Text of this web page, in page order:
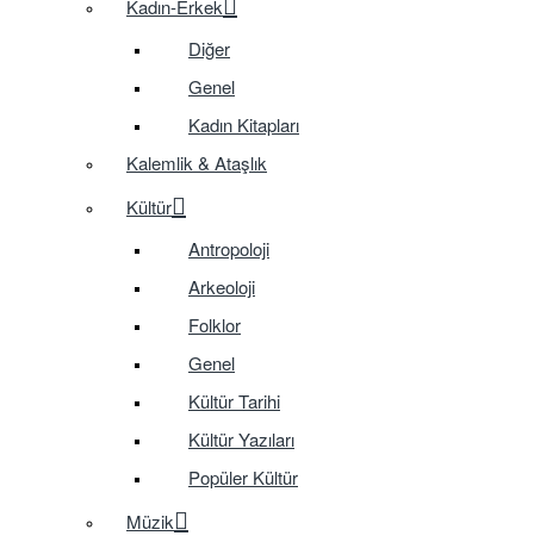
Kadın-Erkek
Diğer
Genel
Kadın Kitapları
Kalemlik & Ataşlık
Kültür
Antropoloji
Arkeoloji
Folklor
Genel
Kültür Tarihi
Kültür Yazıları
Popüler Kültür
Müzik